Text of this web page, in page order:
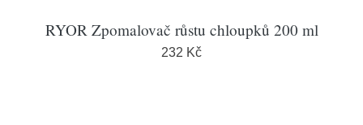
RYOR Zpomalovač růstu chloupků 200 ml
232 Kč